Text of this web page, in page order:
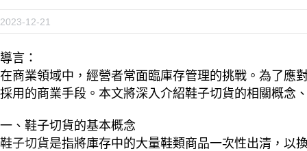
2023-12-21
導言：
在商業領域中，經營者常面臨庫存管理的挑戰。為了應
採用的商業手段。本文將深入介紹鞋子切貨的相關概念
一、鞋子切貨的基本概念
鞋子切貨是指將庫存中的大量鞋類商品一次性出清，以